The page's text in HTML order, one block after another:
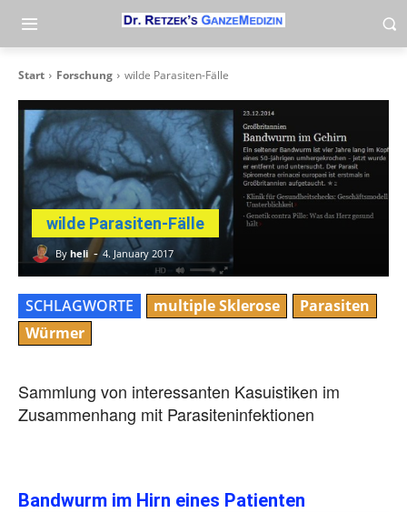
Start Forschung wilde Parasiten-Fälle
wilde Parasiten-Fälle
By heli - 4. January 2017
SCHLAGWORTE multiple Sklerose
Parasiten
Würmer
Sammlung von interessanten Kasuistiken im
Zusammenhang mit Parasiteninfektionen
Bandwurm im Hirn eines Patienten